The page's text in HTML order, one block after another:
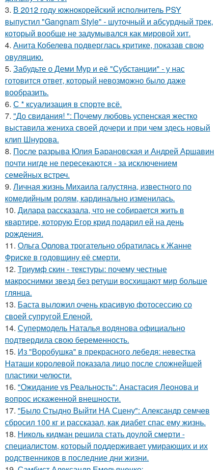
3. В 2012 году южнокорейский исполнитель PSY
выпустил "Gangnam Style" - шуточный и абсурдный трек,
который вообще не задумывался как мировой хит.
4. Анита Кобелева подверглась критике, показав свою
овуляцию.
5. Забудьте о Деми Мур и её "Субстанции" - у нас
готовится ответ, который невозможно было даже
вообразить.
6. С * ксуализация в спорте всё.
7. "До свидания! ": Почему любовь успенская жестко
выставила жениха своей дочери и при чем здесь новый
клип Шнурова.
8. После разрыва Юлия Барановская и Андрей Аршавин
почти нигде не пересекаются - за исключением
семейных встреч.
9. Личная жизнь Михаила галустяна, известного по
комедийным ролям, кардинально изменилась.
10. Дилара рассказала, что не собирается жить в
квартире, которую Егор крид подарил ей на день
рождения.
11. Ольга Орлова трогательно обратилась к Жанне
Фриске в годовщину её смерти.
12. Триумф скин - текстуры: почему честные
макроснимки звезд без ретуши восхищают мир больше
глянца.
13. Баста выложил очень красивую фотосессию со
своей супругой Еленой.
14. Супермодель Наталья водянова официально
подтвердила свою беременность.
15. Из "Воробушка" в прекрасного лебедя: невестка
Наташи королевой показала лицо после сложнейшей
пластики челюсти.
16. "Ожидание vs Реальность": Анастасия Леонова и
вопрос искаженной внешности.
17. "Было Стыдно Выйти НА Сцену": Александр семчев
сбросил 100 кг и рассказал, как диабет спас ему жизнь.
18. Николь кидман решила стать доулой смерти -
специалистом, который поддерживает умирающих и их
родственников в последние дни жизни.